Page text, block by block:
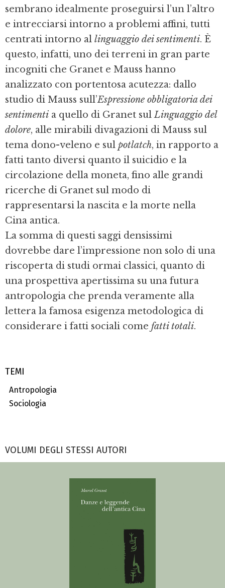
TEMI
Antropologia
Sociologia
sembrano idealmente proseguirsi l’un l’altro
e intrecciarsi intorno a problemi affini, tutti
centrati intorno al linguaggio dei sentimenti. È
questo, infatti, uno dei terreni in gran parte
incogniti che Granet e Mauss hanno
analizzato con portentosa acutezza: dallo
studio di Mauss sull’Espressione obbligatoria dei
sentimenti a quello di Granet sulLinguaggio del
dolore, alle mirabili divagazioni di Mauss sul
tema dono-veleno e sul potlatch, in rapporto a
fatti tanto diversi quanto il suicidio e la
circolazione della moneta, fino alle grandi
ricerche di Granet sul modo di
rappresentarsi la nascita e la morte nella
Cina antica.
La somma di questi saggi densissimi
dovrebbe dare l’impressione non solo di una
riscoperta di studi ormai classici, quanto di
una prospettiva apertissima su una futura
antropologia che prenda veramente alla
lettera la famosa esigenza metodologica di
considerare i fatti sociali come fatti totali.
VOLUMI DEGLI STESSI AUTORI